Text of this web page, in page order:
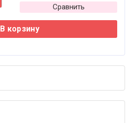
Сравнить
В корзину